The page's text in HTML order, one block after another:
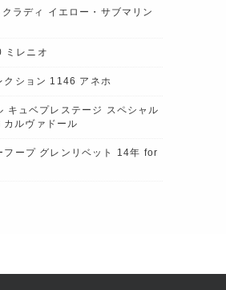
ラディ イエロー・サブマリン
ミレニオ
クション 1146 アネホ
キュベプレステージ スペシャル
ルヴァドール
フープ グレンリベット 14年 for